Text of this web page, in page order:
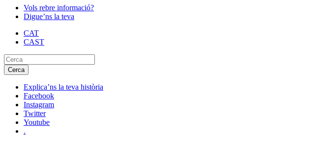
Vols rebre informació?
Digue’ns la teva
CAT
CAST
Explica’ns la teva història
Facebook
Instagram
Twitter
Youtube
.